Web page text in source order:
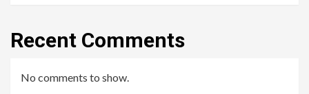
Recent Comments
No comments to show.